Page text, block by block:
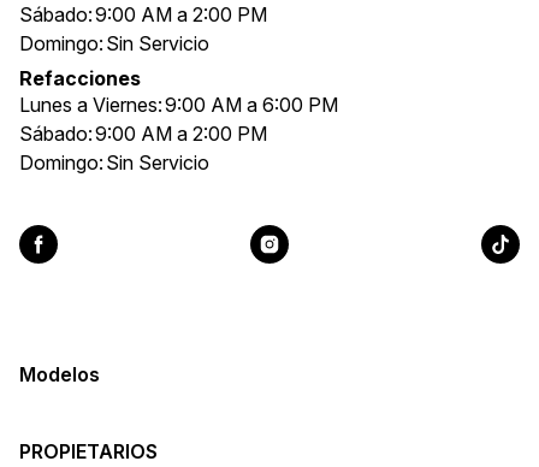
Sábado:9:00 AM a 2:00 PM
Domingo: Sin Servicio
Refacciones
Lunes a Viernes:9:00 AM a 6:00 PM
Sábado:9:00 AM a 2:00 PM
Domingo: Sin Servicio
Modelos
PROPIETARIOS